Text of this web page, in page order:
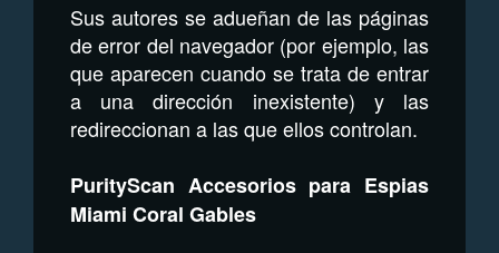
Sus autores se adueñan de las páginas
de error del navegador (por ejemplo, las
que aparecen cuando se trata de entrar
a una dirección inexistente) y las
redireccionan a las que ellos controlan.
PurityScan Accesorios para Espias
Miami Coral Gables